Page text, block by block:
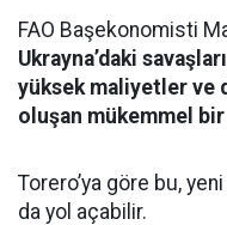
FAO Başekonomisti
Ukrayna’daki
yüksek maliyetler ve
oluşan mükemmel bir
Torero’ya göre bu,
da yol açabilir.